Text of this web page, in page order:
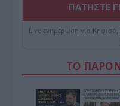
ΠΑΤΗΣΤΕ
Live ενημέρωση για
ΤΟ